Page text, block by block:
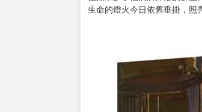
暗天街的所有郵寄物品，都是
這種天使會將度過悲慘一生
正常而言，人眼無法看見他
因為這些天使是搬運靈魂的死